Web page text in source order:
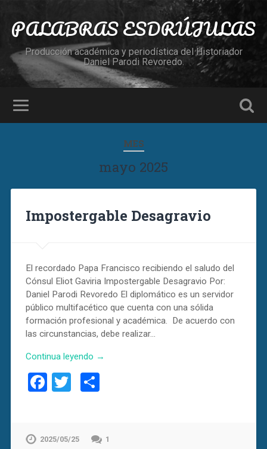
PALABRAS ESDRÚJULAS
Producción académica y periodística del Historiador
Daniel Parodi Revoredo.
MES
mayo 2025
Impostergable Desagravio
El recordado Papa Francisco recibiendo el saludo del
Cónsul Eliot Gaviria Impostergable Desagravio Por:
Daniel Parodi Revoredo El diplomático es un servidor
público multifacético que cuenta con una sólida
formación profesional y académica. De acuerdo con
las circunstancias, debe realizar…
Continua leyendo →
Facebook
Twitter
2025/05/25 1